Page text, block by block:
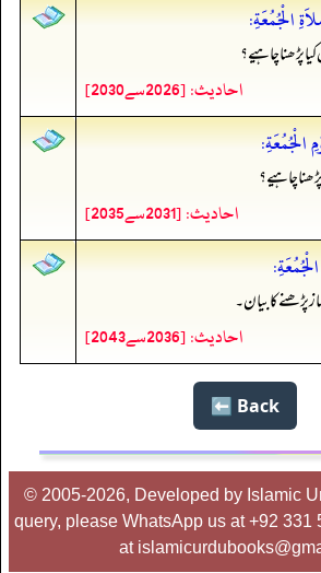
الْجُمُعَةِ:
پڑھنا چاہیے؟
احادیث: [2026سے2030]
الْجُمُعَةِ:
چاہیے؟
احادیث: [2031سے2035]
پڑھنے کا بیان۔
احادیث: [2036سے2043]
Back ⬅️
© 2005-2026, Developed by Islamic
query, please WhatsApp us at +92 331
at